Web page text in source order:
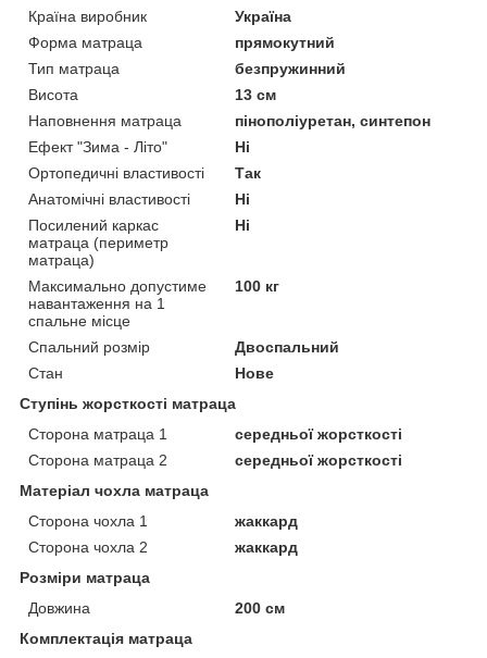
Країна виробник
Україна
Форма матраца
прямокутний
Тип матраца
безпружинний
Висота
13 см
Наповнення матраца
пінополіуретан, синтепон
Ефект "Зима - Літо"
Ні
Ортопедичні властивості
Так
Анатомічні властивості
Ні
Посилений каркас
матраца (периметр
матраца)
Ні
Максимально допустиме
навантаження на 1
спальне місце
100 кг
Спальний розмір
Двоспальний
Стан
Нове
Ступінь жорсткості матраца
Сторона матраца 1
середньої жорсткості
Сторона матраца 2
середньої жорсткості
Матеріал чохла матраца
Сторона чохла 1
жаккард
Сторона чохла 2
жаккард
Розміри матраца
Довжина
200 см
Комплектація матраца